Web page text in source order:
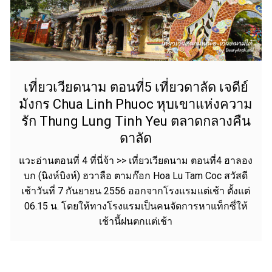
เที่ยวเวียดนาม ตอนที่5 เที่ยวดาลัด เจดีย์
มังกร Chua Linh Phuoc หุบเขาแห่งความ
รัก Thung Lung Tinh Yeu ตลาดกลางคืน
ดาลัด
แวะอ่านตอนที่ 4 ที่นี่จ้า >> เที่ยวเวียดนาม ตอนที่4 ฮาลอง
บก (นิงห์บิงห์) ฮวาลือ ตามก๊อก Hoa Lu Tam Coc สวัสดี
เช้าวันที่ 7 กันยายน 2556 ออกจากโรงแรมแต่เช้า ตั้งแต่
06.15 น. โดยให้ทางโรงแรมเป็นคนจัดการหาแท็กซี่ให้
เช้านี้ฝนตกแต่เช้า